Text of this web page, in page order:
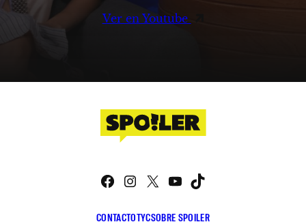
Ver en Youtube
CONTACTOTYCSOBRE SPOILER
Facebook
Instagram
X YouTube